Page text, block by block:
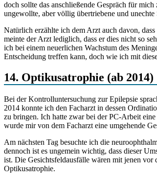
doch sollte das anschließende Gespräch für
ungewollte, aber völlig übertriebene und
Natürlich erzählte ich dem Arzt auch davon,
meinte der Arzt lediglich, dass er dies nicht so
ich bei einem neuerlichen Wachstum des
Entscheidung treffen kann, doch wie ich mit
14. Optikusatrophie (ab 2014)
Bei der Kontrolluntersuchung zur Epilepsie
2014 konnte ich den Facharzt in dessen
zu bringen. Ich hatte zwar bei der PC-Arbeit
wurde mir von dem Facharzt eine umgehende
Am nächsten Tag besuchte ich die
dennoch ist es ungemein wichtig, dass dieser
ist. Die Gesichtsfeldausfälle wären mit jenen
Optikusatrophie.